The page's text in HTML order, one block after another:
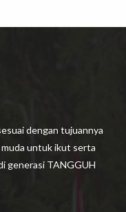
dengan tujuannya
untuk ikut serta
generasi TANGGUH